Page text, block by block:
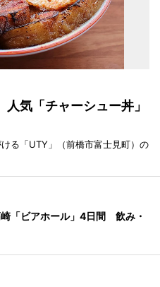
気「チャーシュー丼」
る「UTY」（前橋市富士見町）の
「ビアホール」4日間 飲み・